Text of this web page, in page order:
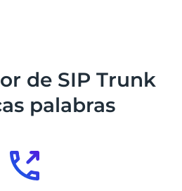
de SIP Trunk
palabras